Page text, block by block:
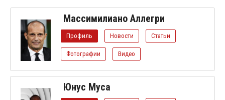
Массимилиано Аллегри
Профиль Новости Статьи
Фотографии Видео
Юнус Муса